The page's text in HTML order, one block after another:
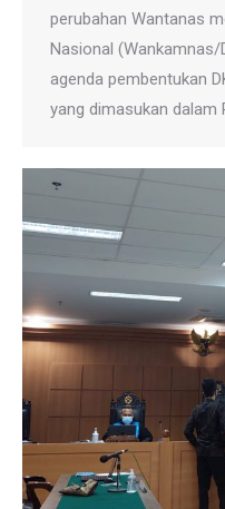
perubahan Wantanas
Nasional
agenda pembentukan
yang dimasukan dalam